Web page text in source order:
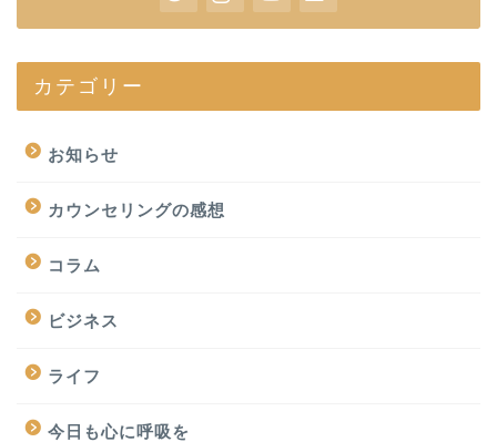
カテゴリー
お知らせ
カウンセリングの感想
コラム
ビジネス
ライフ
今日も心に呼吸を